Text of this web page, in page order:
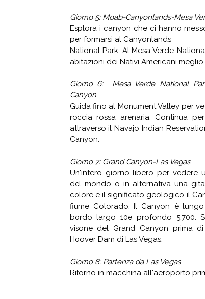
Giorno 5: Moab-Canyonlands-Mesa
Esplora i canyon che ci hanno
per formarsi al Canyonlands
National Park. Al Mesa Verde
abitazioni dei Nativi Americani
Giorno 6: Mesa Verde National
Canyon
Guida fino al Monument Valley per
roccia rossa arenaria. Continua
attraverso il Navajo Indian
Canyon.
Giorno 7: Grand Canyon-Las Vegas
Un'intero giorno libero per vedere
del mondo o in alternativa una
colore e il significato geologico il
fiume Colorado. Il Canyon è
bordo largo 10e profondo 5.700.
visone del Grand Canyon prima
Hoover Dam di Las Vegas.
Giorno 8: Partenza da Las Vegas
Ritorno in macchina all'aeroporto